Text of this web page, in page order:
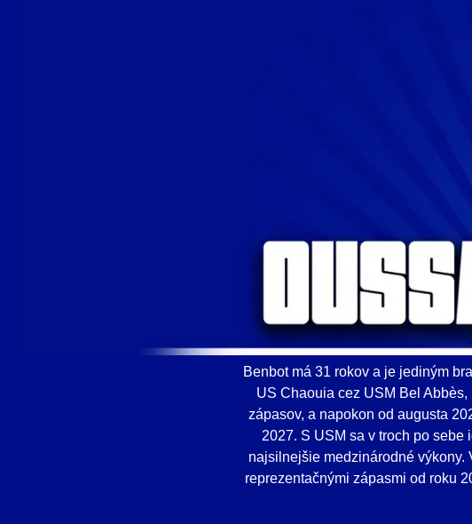
Benbot má 31 rokov a je jediným
US Chaouia cez USM Bel
zápasov, a napokon od augusta
2027. S USM sa v troch po
najsilnejšie medzinárodné výkony.
reprezentačnými zápasmi od roku